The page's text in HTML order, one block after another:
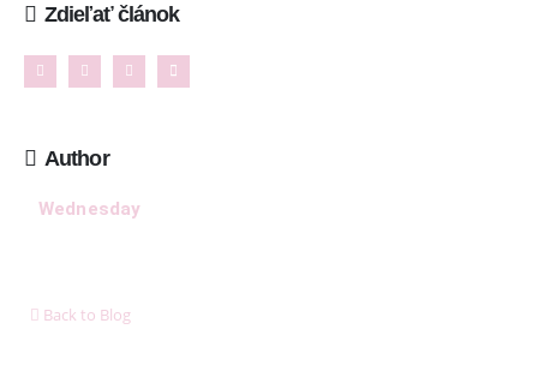
Zdieľať článok
Author
Wednesday
Back to Blog
NAJNOVŠIE ČLÁNKY
8 dôležitých postáv Harryho Pottera, ktoré boli pri tvorbe filmu
Ukázalo sa, že cestovanie nás robí oveľa šťastnejšími ako
akékoľvek hmotné bohatstvo